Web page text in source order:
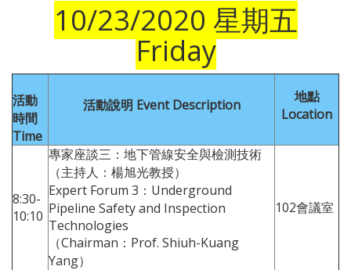
10/23/2020 星期五
Friday
活動
時間
Time
活動說明 Event Description
地點
Location
8:30-
10:10
專家座談三：地下管線安全與檢測技術
（主持人：楊旭光教授）
Expert Forum 3：Underground
Pipeline Safety and Inspection
Technologies
（Chairman：Prof. Shiuh-Kuang
Yang）
102會議室